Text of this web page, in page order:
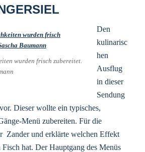
wurden frisch zubereitet.
Den
kulinarisc
hen
Ausflug
in dieser
Sendung
Dieser wollte ein typisches,
Menü zubereiten. Für die
Zander und erklärte welchen Effekt
hat. Der Hauptgang des Menüs